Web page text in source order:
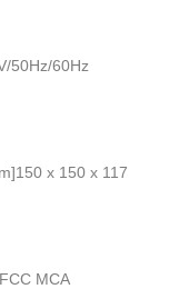
50Hz/60Hz
x 150 x 117
MCA